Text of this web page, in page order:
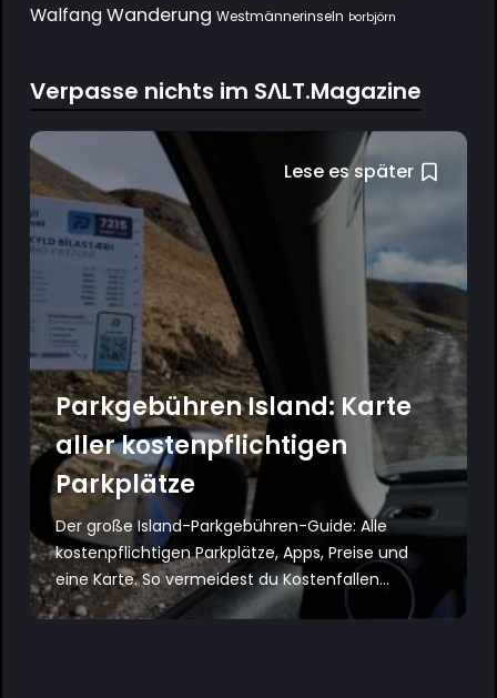
Walfang Wanderung Westmännerinseln Þorbjörn
Verpasse nichts im SΛLT.Magazine
Lese es später
Parkgebühren Island: Karte
aller kostenpflichtigen
Parkplätze
Der große Island-Parkgebühren-Guide: Alle
kostenpflichtigen Parkplätze, Apps, Preise und
eine Karte. So vermeidest du Kostenfallen...